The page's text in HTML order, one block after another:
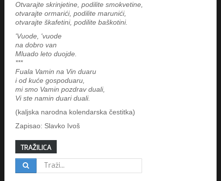
Otvarajte skrinjetine, podilite smokvetine,
otvarajte ormarići, podilite marunići,
otvarajte škafetini, podilite baškotini.
'Vuode, 'vuode
na dobro van
Mluado leto duojde.
***
Fuala Vamin na Vin duaru
i od kuće gospoduaru,
mi smo Vamin pozdrav duali,
Vi ste namin duari duali.
(kaljska narodna kolendarska čestitka)
Zapisao: Slavko Ivoš
TRAŽILICA